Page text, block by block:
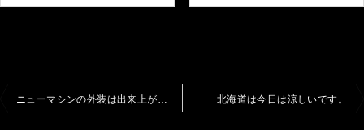
ニューマシンの外装は出来上がりました 北海道は今日は涼しいです。